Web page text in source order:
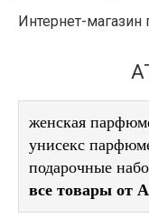
Интернет-
женская
унисекс
подарочные
все товары от